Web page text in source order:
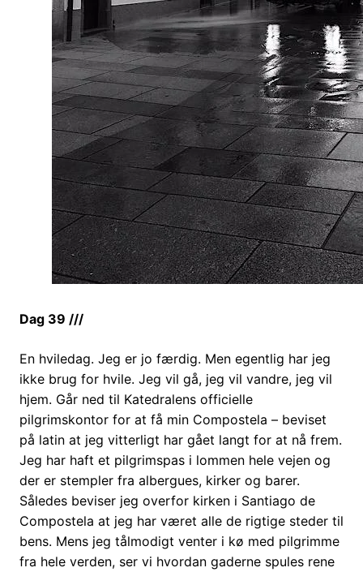
Dag 39 ///
En hviledag. Jeg er jo færdig. Men egentlig har jeg
ikke brug for hvile. Jeg vil gå, jeg vil vandre, jeg vil
hjem. Går ned til Katedralens officielle
pilgrimskontor for at få min Compostela – beviset
på latin at jeg vitterligt har gået langt for at nå frem.
Jeg har haft et pilgrimspas i lommen hele vejen og
der er stempler fra albergues, kirker og barer.
Således beviser jeg overfor kirken i Santiago de
Compostela at jeg har været alle de rigtige steder til
bens. Mens jeg tålmodigt venter i kø med pilgrimme
fra hele verden, ser vi hvordan gaderne spules rene